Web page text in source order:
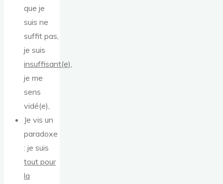
que je
suis ne
suffit pas,
je suis
insuffisant(e),
je me
sens
vidé(e),
Je vis un
paradoxe
: je suis
tout pour
la